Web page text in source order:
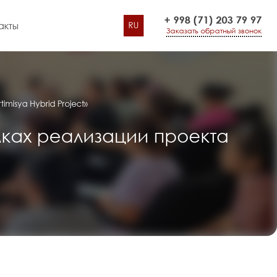
RU + 998 (71) 203 79 97
Заказать обратный звонок
Hybrid Project»
реализации проекта